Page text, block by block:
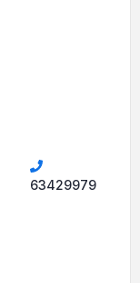
63429979